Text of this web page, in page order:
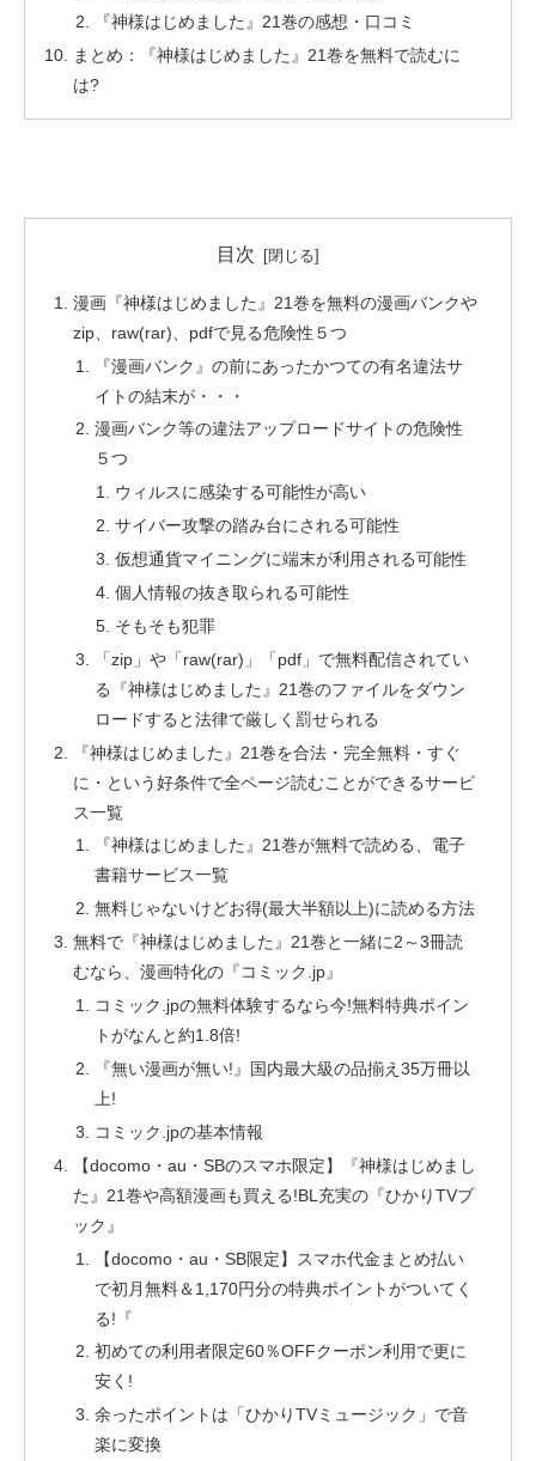
『神様はじめました』21巻の感想・口コミ
まとめ：『神様はじめました』21巻を無料で読むに
は?
目次
漫画『神様はじめました』21巻を無料の漫画バンクや
zip、raw(rar)、pdfで見る危険性５つ
『漫画バンク』の前にあったかつての有名違法サ
イトの結末が・・・
漫画バンク等の違法アップロードサイトの危険性
５つ
ウィルスに感染する可能性が高い
サイバー攻撃の踏み台にされる可能性
仮想通貨マイニングに端末が利用される可能性
個人情報の抜き取られる可能性
そもそも犯罪
「zip」や「raw(rar)」「pdf」で無料配信されてい
る『神様はじめました』21巻のファイルをダウン
ロードすると法律で厳しく罰せられる
『神様はじめました』21巻を合法・完全無料・すぐ
に・という好条件で全ページ読むことができるサービ
ス一覧
『神様はじめました』21巻が無料で読める、電子
書籍サービス一覧
無料じゃないけどお得(最大半額以上)に読める方法
無料で『神様はじめました』21巻と一緒に2～3冊読
むなら、漫画特化の『コミック.jp』
コミック.jpの無料体験するなら今!無料特典ポイン
トがなんと約1.8倍!
『無い漫画が無い!』国内最大級の品揃え35万冊以
上!
コミック.jpの基本情報
【docomo・au・SBのスマホ限定】『神様はじめまし
た』21巻や高額漫画も買える!BL充実の『ひかりTVブ
ック』
【docomo・au・SB限定】スマホ代金まとめ払い
で初月無料＆1,170円分の特典ポイントがついてく
る!『
初めての利用者限定60％OFFクーポン利用で更に
安く!
余ったポイントは「ひかりTVミュージック」で音
楽に変換